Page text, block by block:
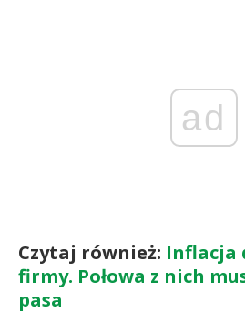
ad
Czytaj również: Inflacja
firmy. Połowa z nich
pasa